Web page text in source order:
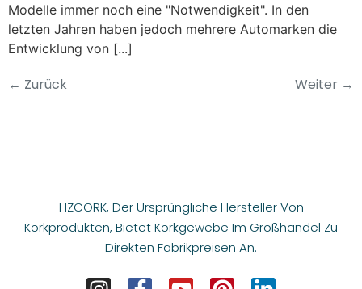
Modelle immer noch eine "Notwendigkeit". In den
letzten Jahren haben jedoch mehrere Automarken die
Entwicklung von [...]
← Zurück Weiter →
HZCORK, Der Ursprüngliche Hersteller Von
Korkprodukten, Bietet Korkgewebe Im Großhandel Zu
Direkten Fabrikpreisen An.